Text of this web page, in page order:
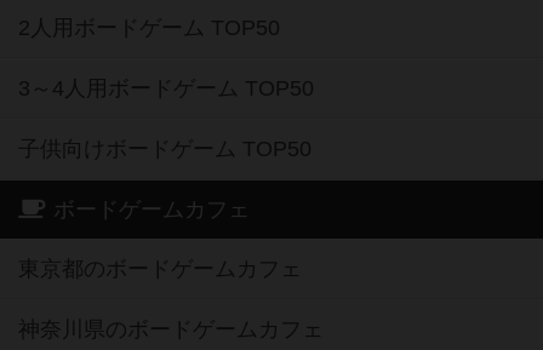
2人用ボードゲーム TOP50
3～4人用ボードゲーム TOP50
子供向けボードゲーム TOP50
ボードゲームカフェ
東京都のボードゲームカフェ
神奈川県のボードゲームカフェ